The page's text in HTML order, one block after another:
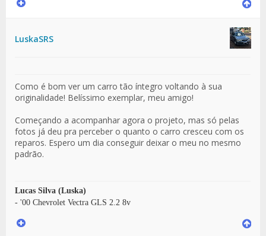
LuskaSRS
Como é bom ver um carro tão íntegro voltando à sua
originalidade! Belíssimo exemplar, meu amigo!
Começando a acompanhar agora o projeto, mas só pelas
fotos já deu pra perceber o quanto o carro cresceu com os
reparos. Espero um dia conseguir deixar o meu no mesmo
padrão.
Lucas Silva (Luska)
- '00 Chevrolet Vectra GLS 2.2 8v